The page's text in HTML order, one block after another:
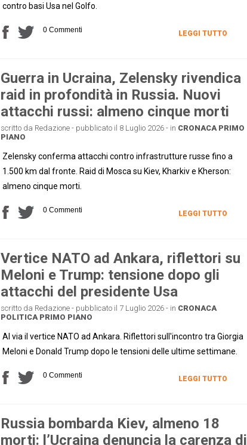
contro basi Usa nel Golfo.
0 Commenti LEGGI TUTTO
Guerra in Ucraina, Zelensky rivendica
raid in profondità in Russia. Nuovi
attacchi russi: almeno cinque morti
scritto da Redazione - pubblicato il 8 Luglio 2026 - in CRONACA PRIMO
PIANO
Zelensky conferma attacchi contro infrastrutture russe fino a
1.500 km dal fronte. Raid di Mosca su Kiev, Kharkiv e Kherson:
almeno cinque morti.
0 Commenti LEGGI TUTTO
Vertice NATO ad Ankara, riflettori su
Meloni e Trump: tensione dopo gli
attacchi del presidente Usa
scritto da Redazione - pubblicato il 7 Luglio 2026 - in CRONACA
POLITICA PRIMO PIANO
Al via il vertice NATO ad Ankara. Riflettori sull'incontro tra Giorgia
Meloni e Donald Trump dopo le tensioni delle ultime settimane.
0 Commenti LEGGI TUTTO
Russia bombarda Kiev, almeno 18
morti: l’Ucraina denuncia la carenza di